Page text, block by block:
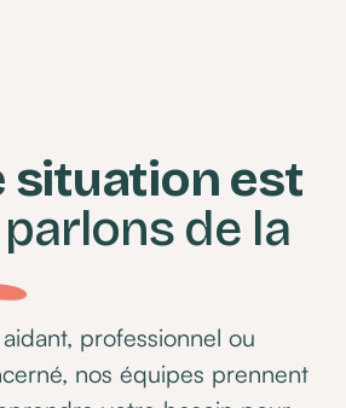
situation est
parlons de la
professionnel ou
nos équipes prennent